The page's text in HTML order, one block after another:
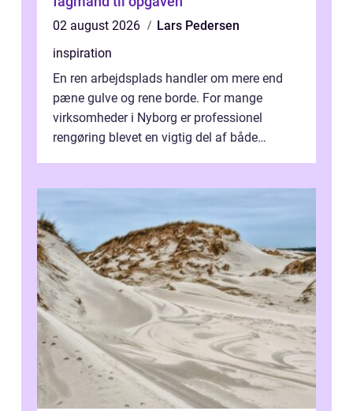
02 august 2026
Lars Pedersen
inspiration
En ren arbejdsplads handler om mere end
pæne gulve og rene borde. For mange
virksomheder i Nyborg er professionel
rengøring blevet en vigtig del af både